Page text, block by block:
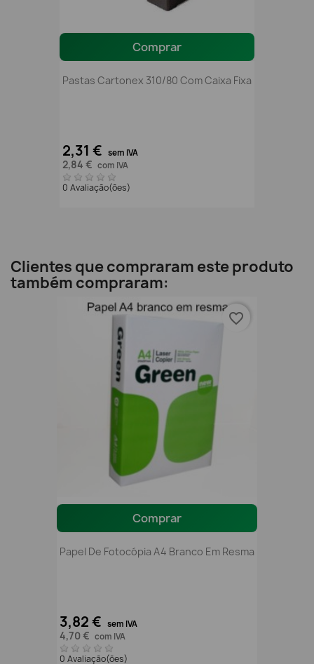
Comprar
Pastas Cartonex 310/80 Com Caixa Fixa
2,31 € sem IVA
2,84 € com IVA
0 Avaliação(ões)
Clientes que compraram este produto
também compraram:
Comprar
Papel De Fotocópia A4 Branco Em Resma
3,82 € sem IVA
4,70 € com IVA
0 Avaliação(ões)
favorite_border